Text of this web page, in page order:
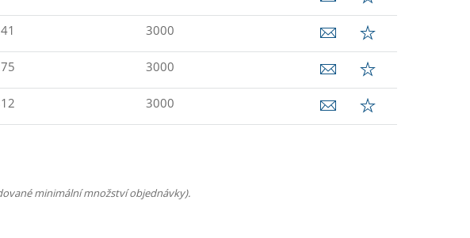
3000
3000
3000
minimální množství objednávky).